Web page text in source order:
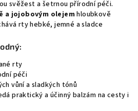
svěžest a šetrnou přírodní péči.
a jojobovým olejem hloubkově
rty hebké, jemné a sladce
rty
péči
vůní a sladkých tónů
praktický a účinný balzám na cesty i